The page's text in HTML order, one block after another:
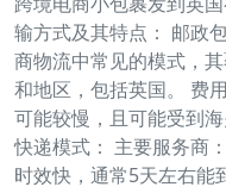
输方式及其特点： 邮政
商物流中常见的模式，
和地区，包括英国。 费
可能较慢，且可能受到
快递模式： 主要服务商
时效快，通常5天左右能